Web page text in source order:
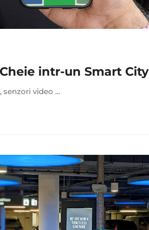
intr-un Smart City
senzori video …